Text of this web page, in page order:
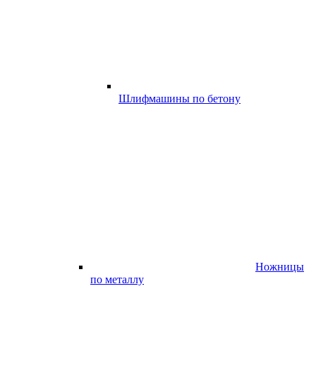
Шлифмашины по бетону
Ножницы
по металлу